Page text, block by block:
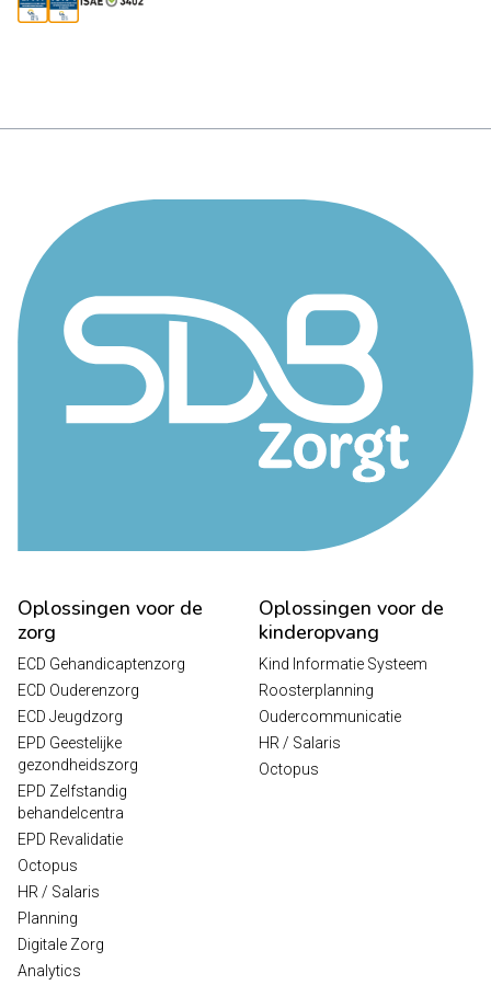
Oplossingen voor de
zorg
ECD Gehandicaptenzorg
ECD Ouderenzorg
ECD Jeugdzorg
EPD Geestelijke
gezondheidszorg
EPD Zelfstandig
behandelcentra
EPD Revalidatie
Octopus
HR / Salaris
Planning
Digitale Zorg
Analytics
Oplossingen voor de
kinderopvang
Kind Informatie Systeem
Roosterplanning
Oudercommunicatie
HR / Salaris
Octopus